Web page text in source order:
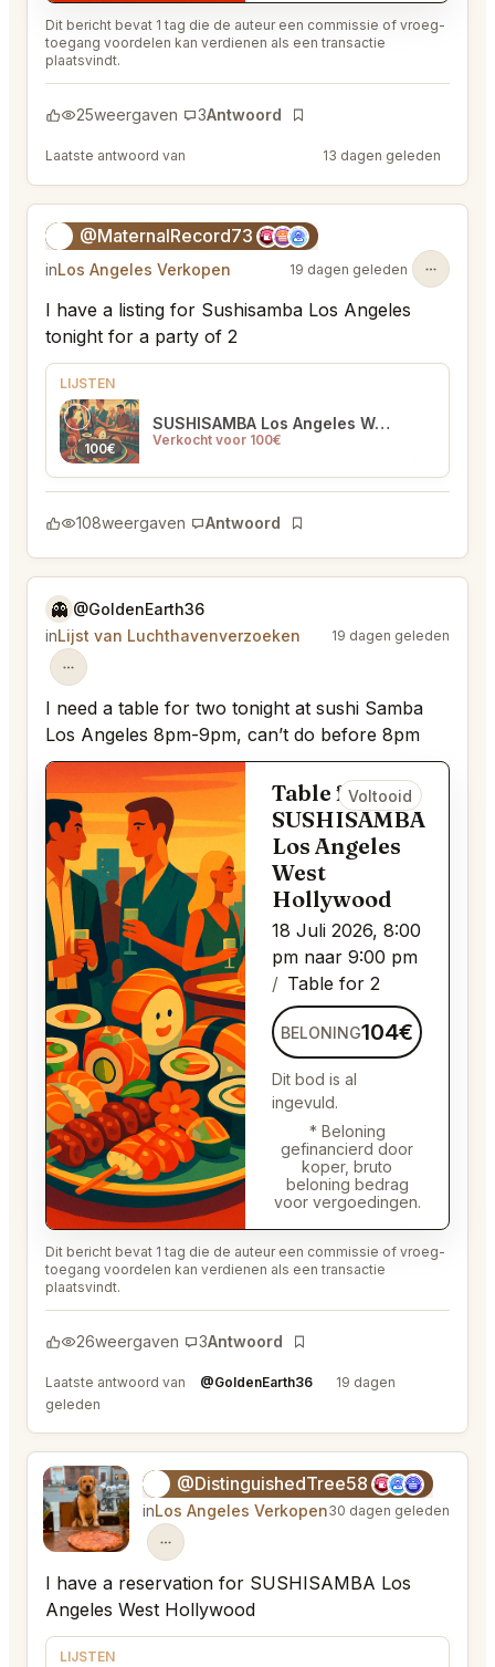
Dit bericht bevat 1 tag die de auteur een commissie of vroeg-
toegang voordelen kan verdienen als een transactie
plaatsvindt.
25weergaven 3Antwoord
Bladwijzer
Laatste antwoord van 13 dagen geleden
@MaternalRecord73
inLos Angeles Verkopen 19 dagen geleden
I have a listing for Sushisamba Los Angeles
tonight for a party of 2
LIJSTEN
100€
SUSHISAMBA Los Angeles West Hollywood
Verkocht voor 100€
108weergaven Antwoord
Bladwijzer
👻 @GoldenEarth36
inLijst van Luchthavenverzoeken 19 dagen geleden
I need a table for two tonight at sushi Samba
Los Angeles 8pm-9pm, can’t do before 8pm
Table for 2 bij
SUSHISAMBA
Los Angeles
West
Hollywood
18 Juli 2026, 8:00
pm naar 9:00 pm
Table for 2
Voltooid
BELONING104€
Dit bod is al
ingevuld.
* Beloning
gefinancierd door
koper, bruto
beloning bedrag
voor vergoedingen.
Dit bericht bevat 1 tag die de auteur een commissie of vroeg-
toegang voordelen kan verdienen als een transactie
plaatsvindt.
26weergaven 3Antwoord
Bladwijzer
Laatste antwoord van @GoldenEarth36
19 dagen
geleden
@DistinguishedTree58
inLos Angeles Verkopen30 dagen geleden
I have a reservation for SUSHISAMBA Los
Angeles West Hollywood
LIJSTEN